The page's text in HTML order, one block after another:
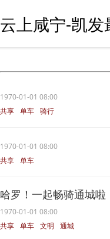
云上咸宁-凯
1970-01-01 08:00
共享 单车 骑行
1970-01-01 08:00
共享 单车
哈罗！一起畅骑通城啦
1970-01-01 08:00
共享 单车 文明 通城